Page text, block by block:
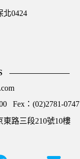
北0424
Fex：(02)2781-0747
東路三段210號10樓